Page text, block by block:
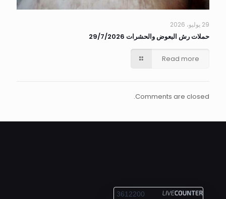
29 يوليو، 2026
حملات رش البعوض والحشرات 29/7/2026
Read more
Comments are closed.
3612200